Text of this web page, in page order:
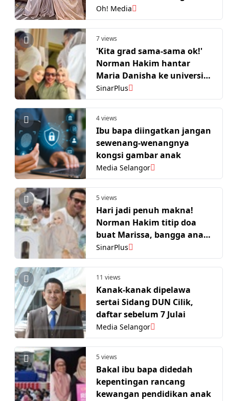
Sentuh Luahan Abby Abadi
Tentang Marissa
Oh! Media
7 views
'Kita grad sama-sama ok!'
Norman Hakim hantar
Maria Danisha ke universiti,
sambung belajar bersama
Marissa Dania secara ‘out-
campus’
SinarPlus
4 views
Ibu bapa diingatkan jangan
sewenang-wenangnya
kongsi gambar anak
Media Selangor
5 views
Hari jadi penuh makna!
Norman Hakim titip doa
buat Marissa, bangga anak
miliki pejabat sendiri –
‘Papa nak jadi security…’
SinarPlus
11 views
Kanak-kanak dipelawa
sertai Sidang DUN Cilik,
daftar sebelum 7 Julai
Media Selangor
5 views
Bakal ibu bapa didedah
kepentingan rancang
kewangan pendidikan anak